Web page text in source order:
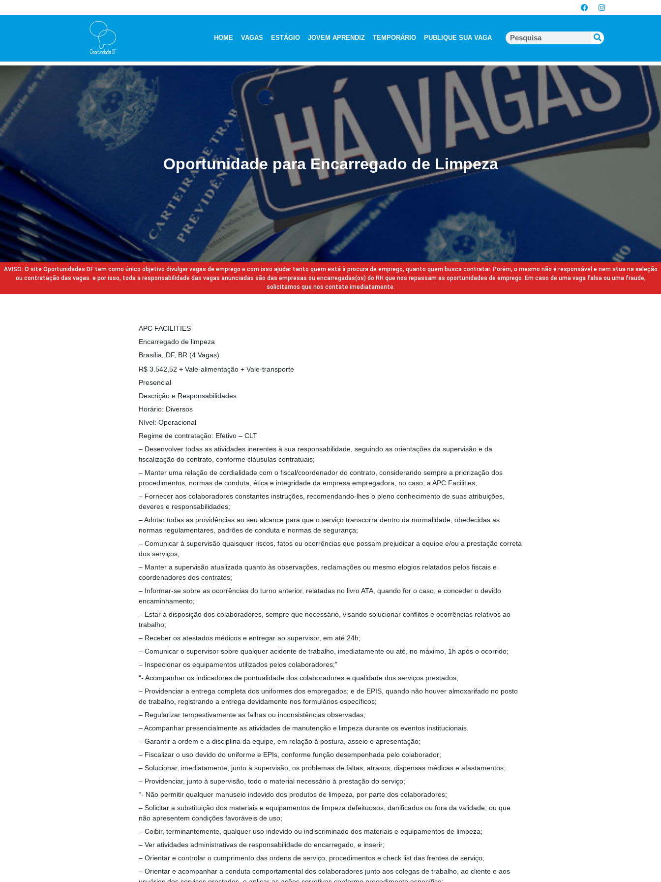
HOME VAGAS ESTÁGIO JOVEM APRENDIZ TEMPORÁRIO PUBLIQUE SUA VAGA
Oportunidade para Encarregado de Limpeza
AVISO: O site Oportunidades DF tem como único objetivo divulgar vagas de emprego e com isso ajudar tanto quem está à procura de emprego, quanto quem busca contratar. Porém, o mesmo não é responsável e nem atua na seleção
ou contratação das vagas. e por isso, toda a responsabilidade das vagas anunciadas são das empresas ou encarregadas(os) do RH que nos repassam as oportunidades de emprego. Em caso de uma vaga falsa ou uma fraude,
solicitamos que nos contate imediatamente.
APC FACILITIES
Encarregado de limpeza
Brasília, DF, BR (4 Vagas)
R$ 3.542,52 + Vale-alimentação + Vale-transporte
Presencial
Descrição e Responsabilidades
Horário: Diversos
Nível: Operacional
Regime de contratação: Efetivo – CLT
– Desenvolver todas as atividades inerentes à sua responsabilidade, seguindo as orientações da supervisão e da
fiscalização do contrato, conforme cláusulas contratuais;
– Manter uma relação de cordialidade com o fiscal/coordenador do contrato, considerando sempre a priorização dos
procedimentos, normas de conduta, ética e integridade da empresa empregadora, no caso, a APC Facilities;
– Fornecer aos colaboradores constantes instruções, recomendando-lhes o pleno conhecimento de suas atribuições,
deveres e responsabilidades;
– Adotar todas as providências ao seu alcance para que o serviço transcorra dentro da normalidade, obedecidas as
normas regulamentares, padrões de conduta e normas de segurança;
– Comunicar à supervisão quaisquer riscos, fatos ou ocorrências que possam prejudicar a equipe e/ou a prestação correta
dos serviços;
– Manter a supervisão atualizada quanto às observações, reclamações ou mesmo elogios relatados pelos fiscais e
coordenadores dos contratos;
– Informar-se sobre as ocorrências do turno anterior, relatadas no livro ATA, quando for o caso, e conceder o devido
encaminhamento;
– Estar à disposição dos colaboradores, sempre que necessário, visando solucionar conflitos e ocorrências relativos ao
trabalho;
– Receber os atestados médicos e entregar ao supervisor, em até 24h;
– Comunicar o supervisor sobre qualquer acidente de trabalho, imediatamente ou até, no máximo, 1h após o ocorrido;
– Inspecionar os equipamentos utilizados pelos colaboradores;”
“- Acompanhar os indicadores de pontualidade dos colaboradores e qualidade dos serviços prestados;
– Providenciar a entrega completa dos uniformes dos empregados; e de EPIS, quando não houver almoxarifado no posto
de trabalho, registrando a entrega devidamente nos formulários específicos;
– Regularizar tempestivamente as falhas ou inconsistências observadas;
– Acompanhar presencialmente as atividades de manutenção e limpeza durante os eventos institucionais.
– Garantir a ordem e a disciplina da equipe, em relação à postura, asseio e apresentação;
– Fiscalizar o uso devido do uniforme e EPIs, conforme função desempenhada pelo colaborador;
– Solucionar, imediatamente, junto à supervisão, os problemas de faltas, atrasos, dispensas médicas e afastamentos;
– Providenciar, junto à supervisão, todo o material necessário à prestação do serviço;”
“- Não permitir qualquer manuseio indevido dos produtos de limpeza, por parte dos colaboradores;
– Solicitar a substituição dos materiais e equipamentos de limpeza defeituosos, danificados ou fora da validade; ou que
não apresentem condições favoráveis de uso;
– Coibir, terminantemente, qualquer uso indevido ou indiscriminado dos materiais e equipamentos de limpeza;
– Ver atividades administrativas de responsabilidade do encarregado, e inserir;
– Orientar e controlar o cumprimento das ordens de serviço, procedimentos e check list das frentes de serviço;
– Orientar e acompanhar a conduta comportamental dos colaboradores junto aos colegas de trabalho, ao cliente e aos